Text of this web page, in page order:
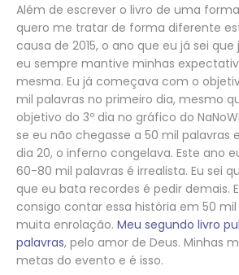
Além de escrever o livro de uma
quero me tratar de forma diferente
causa de 2015, o ano que eu já sei
eu sempre mantive minhas
mesma. Eu já começava com o
mil palavras no primeiro dia, mesmo
objetivo do 3º dia no gráfico do
se eu não chegasse a 50 mil palavras
dia 20, o inferno congelava. Este ano
60-80 mil palavras é irrealista. Eu sei
que eu bata recordes é pedir demais.
consigo contar essa história em 50
muita enrolação. Meu segundo livro
palavras, pelo amor de Deus. Minhas
metas do evento e é isso.